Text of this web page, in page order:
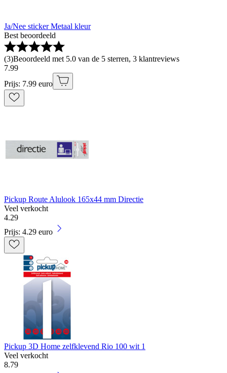
Ja/Nee sticker Metaal kleur
Best beoordeeld
(3)Beoordeeld met 5.0 van de 5 sterren, 3 klantreviews
7.99
Prijs: 7.99 euro
Pickup Route Alulook 165x44 mm Directie
Veel verkocht
4.29
Prijs: 4.29 euro
Pickup 3D Home zelfklevend Rio 100 wit 1
Veel verkocht
8.79